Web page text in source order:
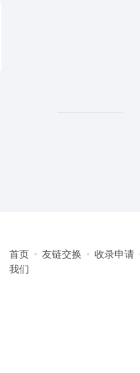
首页 友链交换 收录申请
我们